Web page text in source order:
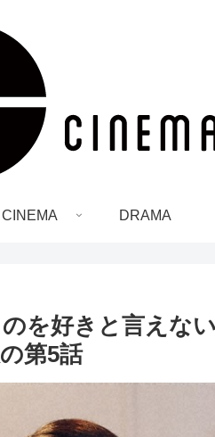
CINEMA DRAMA
を好きと言えな
第5話